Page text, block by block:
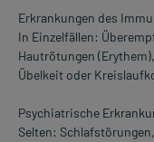
Erkrankungen des
In Einzelfällen:
Hautrötungen
Übelkeit oder
Psychiatrische
Selten: